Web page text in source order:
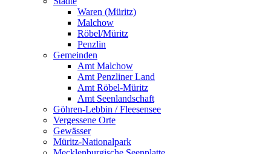
Waren (Müritz)
Malchow
Röbel/Müritz
Penzlin
Gemeinden
Amt Malchow
Amt Penzliner Land
Amt Röbel-Müritz
Amt Seenlandschaft
Göhren-Lebbin / Fleesensee
Vergessene Orte
Gewässer
Müritz-Nationalpark